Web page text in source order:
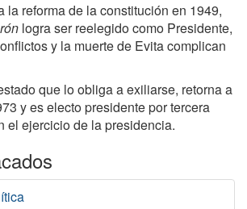
la reforma de la constitución en 1949,
logra ser reelegido como Presidente,
y la muerte de Evita complican
que lo obliga a exiliarse, retorna a
y es electo presidente por tercera
el ejercicio de la presidencia.